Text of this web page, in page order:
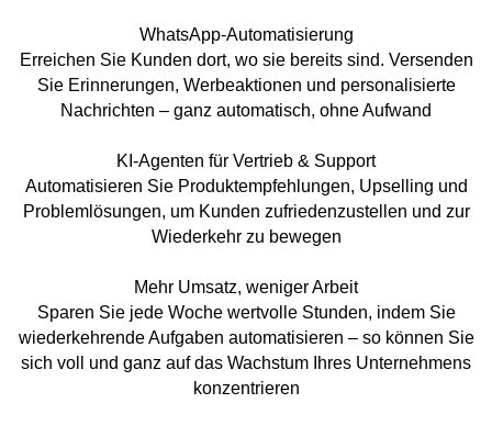
WhatsApp-Automatisierung
Erreichen Sie Kunden dort, wo sie bereits sind. Versenden
Sie Erinnerungen, Werbeaktionen und personalisierte
Nachrichten – ganz automatisch, ohne Aufwand
KI-Agenten für Vertrieb & Support
Automatisieren Sie Produktempfehlungen, Upselling und
Problemlösungen, um Kunden zufriedenzustellen und zur
Wiederkehr zu bewegen
Mehr Umsatz, weniger Arbeit
Sparen Sie jede Woche wertvolle Stunden, indem Sie
wiederkehrende Aufgaben automatisieren – so können Sie
sich voll und ganz auf das Wachstum Ihres Unternehmens
konzentrieren